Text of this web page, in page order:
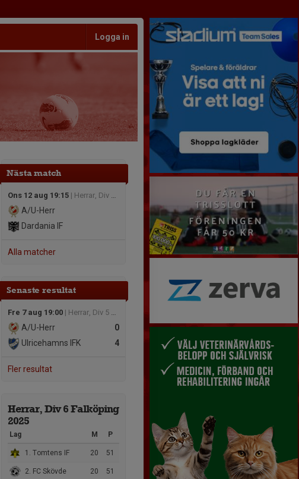
Logga in
Nästa match
Ons 12 aug 19:15 | Herrar, Div 5 Sydöstra
A/U-Herr
Dardania IF
Alla matcher
Senaste resultat
Fre 7 aug 19:00 | Herrar, Div 5 Sydöstra
0
A/U-Herr
4
Ulricehamns IFK
Fler resultat
Herrar, Div 6 Falköping
2025
Lag M P
1. Tomtens IF 20 51
2. FC Skövde 20 51